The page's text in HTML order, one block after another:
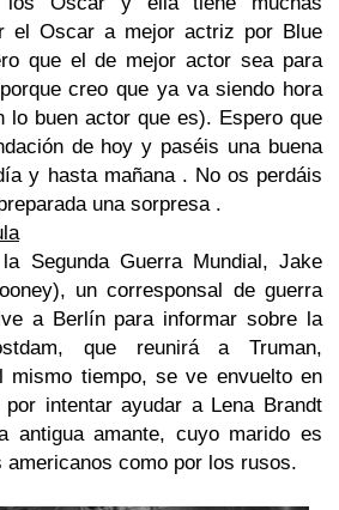
el Oscar a mejor actriz por Blue
que el de mejor actor sea para
creo que ya va siendo hora
lo buen actor que es). Espero que
de hoy y paséis una buena
y hasta mañana . No os perdáis
una sorpresa .
Segunda Guerra Mundial, Jake
un corresponsal de guerra
a Berlín para informar sobre la
que reunirá a Truman,
mismo tiempo, se ve envuelto en
intentar ayudar a Lena Brandt
antigua amante, cuyo marido es
americanos como por los rusos.